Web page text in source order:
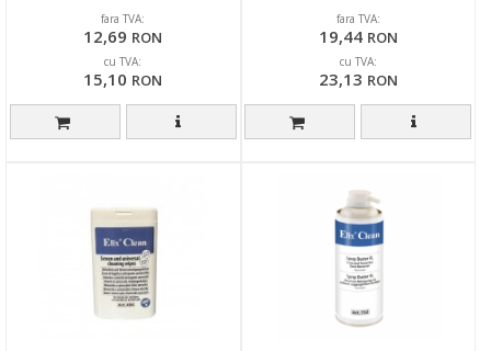
fara TVA:
12,69 RON
cu TVA:
15,10 RON
fara TVA:
19,44 RON
cu TVA:
23,13 RON